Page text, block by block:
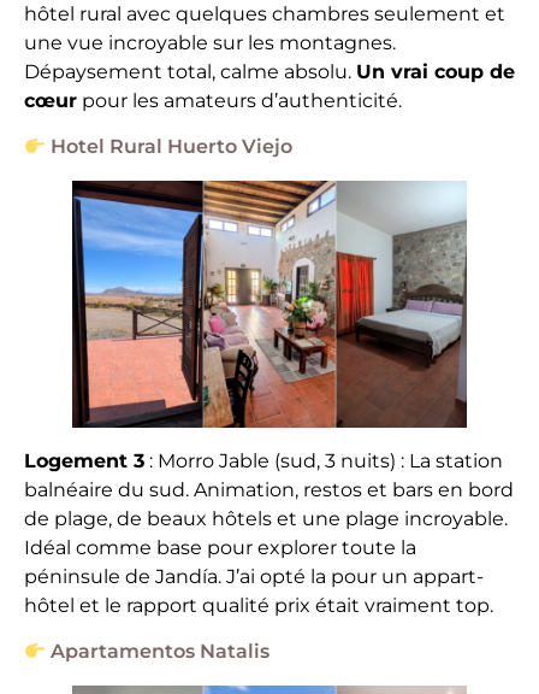
hôtel rural avec quelques chambres seulement et
une vue incroyable sur les montagnes.
Dépaysement total, calme absolu. Un vrai coup de
cœur pour les amateurs d’authenticité.
Hotel Rural Huerto Viejo
Logement 3 : Morro Jable (sud, 3 nuits) : La station
balnéaire du sud. Animation, restos et bars en bord
de plage, de beaux hôtels et une plage incroyable.
Idéal comme base pour explorer toute la
péninsule de Jandía. J’ai opté la pour un appart-
hôtel et le rapport qualité prix était vraiment top.
Apartamentos Natalis